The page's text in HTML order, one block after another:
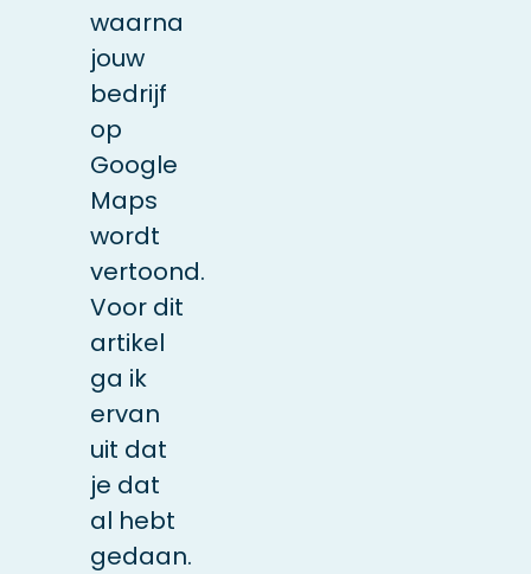
waarna
jouw
bedrijf
op
Google
Maps
wordt
vertoond.
Voor dit
artikel
ga ik
ervan
uit dat
je dat
al hebt
gedaan.